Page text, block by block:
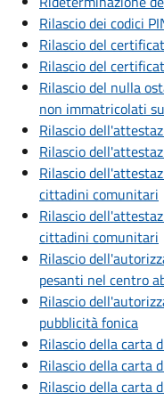
Rilascio dei codici
Rilascio del
Rilascio del
Rilascio del nulla
non immatricolati
Rilascio
Rilascio
Rilascio
cittadini comunitari
Rilascio
cittadini comunitari
Rilascio
pesanti nel centro
Rilascio
pubblicità fonica
Rilascio della carta
Rilascio della carta
Rilascio della carta